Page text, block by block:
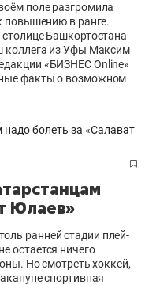
поле разгромила
повышению в ранге.
Башкортостана
коллега из Уфы Максим
«БИЗНЕС Online»
факты о возможном
Юлаев»
ранней стадии плей-
остается ничего
Но смотреть хоккей,
спортивная